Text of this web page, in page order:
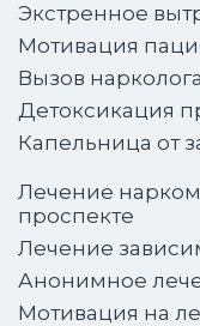
Экстренное
Мотивация
Вызов
Детоксикация
Капельница от
Лечение
проспекте
Лечение
Анонимное
Мотивация на